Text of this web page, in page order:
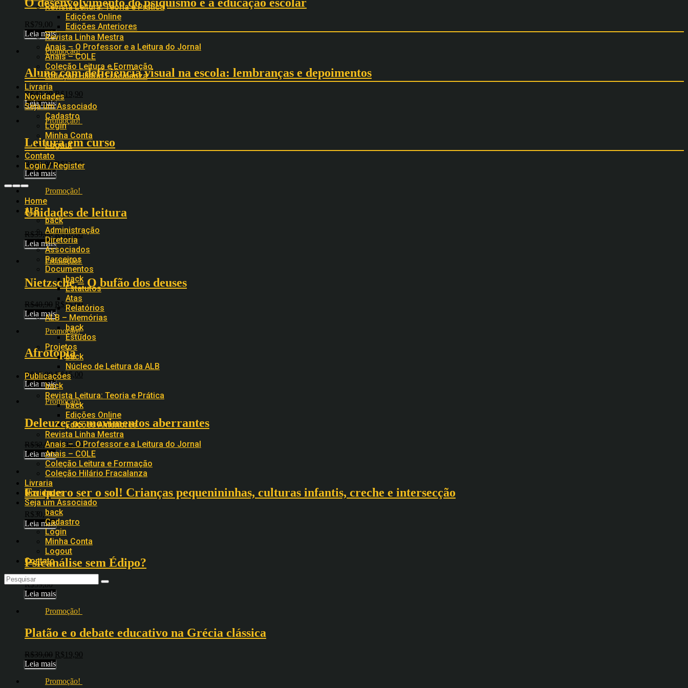
Revista Leitura: Teoria e Prática
Edições Online
Edições Anteriores
Revista Linha Mestra
Anais – O Professor e a Leitura do Jornal
Anais – COLE
Coleção Leitura e Formação
Coleção Hilário Fracalanza
Livraria
Novidades
Seja um Associado
Cadastro
Login
Minha Conta
Logout
Contato
Login / Register
Home
ALB
back
Administração
Diretoria
Associados
Parceiros
Documentos
back
Estatutos
Atas
Relatórios
ALB – Memórias
back
Estudos
Projetos
back
Núcleo de Leitura da ALB
Publicações
back
Revista Leitura: Teoria e Prática
back
Edições Online
Edições Anteriores
Revista Linha Mestra
Anais – O Professor e a Leitura do Jornal
Anais – COLE
Coleção Leitura e Formação
Coleção Hilário Fracalanza
Livraria
Novidades
Seja um Associado
back
Cadastro
Login
Minha Conta
Logout
Contato
R$79,00
Leia mais
Promoção!
Aluno com deficiência visual na escola: lembranças e depoimentos
R$43,00 R$ 19,90
Leia mais
Promoção!
Leitura em curso
R$34,00 R$19,90
Leia mais
Promoção!
Unidades de leitura
R$39,00 R$10,00
Leia mais
Promoção!
Nietzsche – O bufão dos deuses
R$40,90 R$15,00
Leia mais
Promoção!
Afrotopia
R$69,00 R$15,00
Leia mais
Promoção!
Deleuze, os movimentos aberrantes
R$52,00 R$36,40
Leia mais
Eu quero ser o sol! Crianças pequenininhas, culturas infantis, creche e intersecção
R$30,00
Leia mais
Psicanálise sem Édipo?
R$59,80
Leia mais
Promoção!
Platão e o debate educativo na Grécia clássica
R$39,00 R$ 19,90
Leia mais
Promoção!